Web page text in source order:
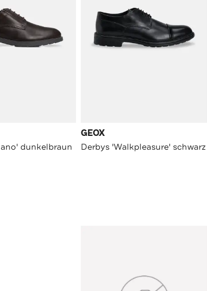
dunkelbraun
GEOX
Derbys 'Walkpleasure' schwarz